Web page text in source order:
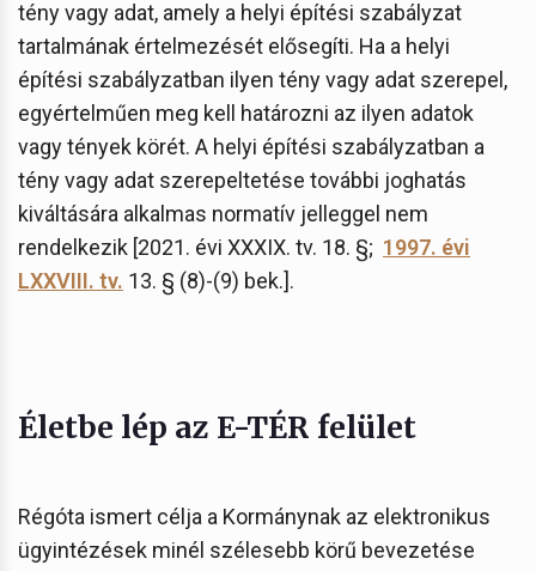
tény vagy adat, amely a helyi építési szabályzat
tartalmának értelmezését elősegíti. Ha a helyi
építési szabályzatban ilyen tény vagy adat szerepel,
egyértelműen meg kell határozni az ilyen adatok
vagy tények körét. A helyi építési szabályzatban a
tény vagy adat szerepeltetése további joghatás
kiváltására alkalmas normatív jelleggel nem
rendelkezik [2021. évi XXXIX. tv. 18. §; 1997. évi
LXXVIII. tv. 13. § (8)-(9) bek.].
Életbe lép az E-TÉR felület
Régóta ismert célja a Kormánynak az elektronikus
ügyintézések minél szélesebb körű bevezetése